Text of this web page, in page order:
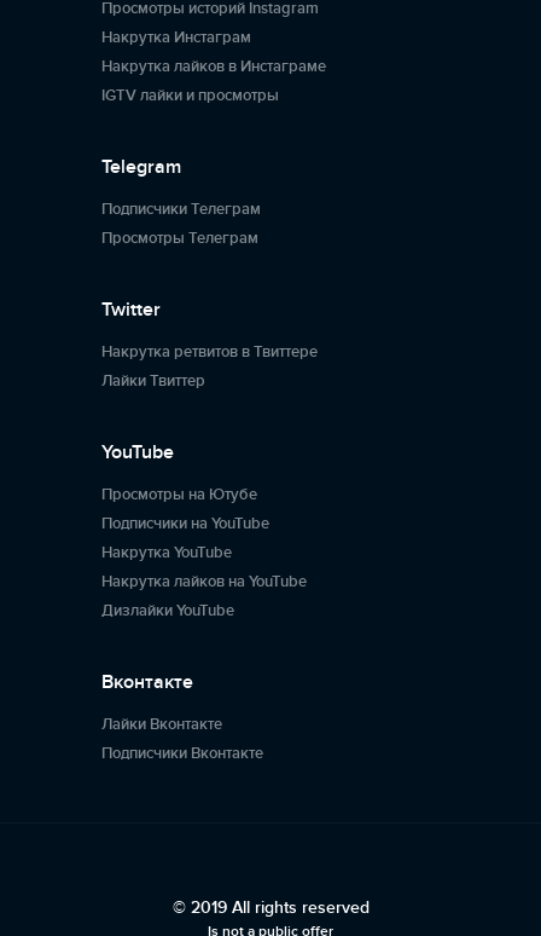
Просмотры историй Instagram
Накрутка Инстаграм
Накрутка лайков в Инстаграме
IGTV лайки и просмотры
Telegram
Подписчики Телеграм
Просмотры Телеграм
Twitter
Накрутка ретвитов в Твиттере
Лайки Твиттер
YouTube
Просмотры на Ютубе
Подписчики на YouTube
Накрутка YouTube
Накрутка лайков на YouTube
Дизлайки YouTube
Вконтакте
Лайки Вконтакте
Подписчики Вконтакте
© 2019 All rights reserved
Is not a public offer